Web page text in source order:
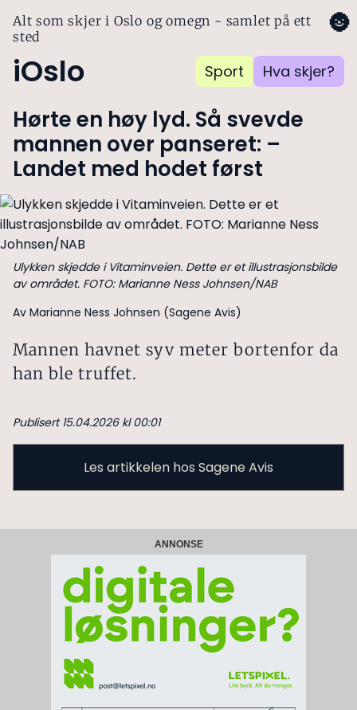
Alt som skjer i Oslo og omegn - samlet på ett
sted
iOslo Sport Hva skjer?
🌚
Hørte en høy lyd. Så svevde
mannen over panseret: –
Landet med hodet først
Ulykken skjedde i Vitaminveien. Dette er et illustrasjonsbilde
av området. FOTO: Marianne Ness Johnsen/NAB
Av Marianne Ness Johnsen (Sagene Avis)
Mannen havnet syv meter bortenfor da
han ble truffet.
Publisert 15.04.2026 kl 00:01
Les artikkelen hos Sagene Avis
ANNONSE